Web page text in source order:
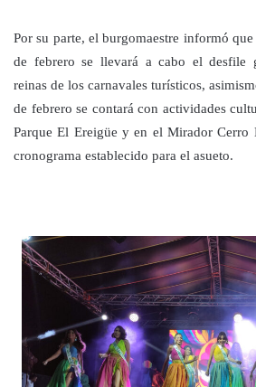
Por su parte, el burgomaestre informó
de febrero se llevará a cabo el desfile
reinas de los carnavales turísticos,
de febrero se contará con actividades
Parque El Ereigüe y en el Mirador Cerro
cronograma establecido para el asueto.